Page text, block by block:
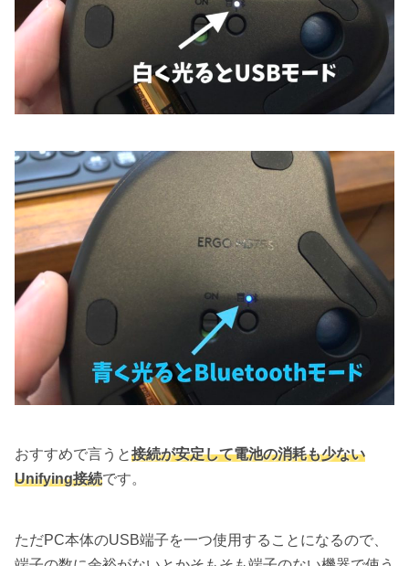
おすすめで言うと接続が安定して電池の消耗も少ない
Unifying接続です。
ただPC本体のUSB端子を一つ使用することになるので、